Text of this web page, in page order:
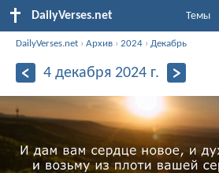
DailyVerses.net Темы
DailyVerses.net ›Архив ›2024 ›Декабрь
4 декабря 2024 г.